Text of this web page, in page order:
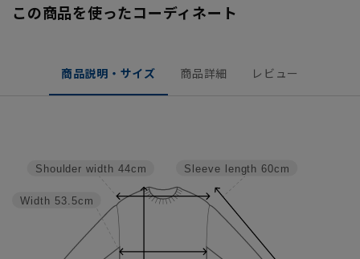
この商品を使ったコーディネート
商品説明・サイズ 商品詳細 レビュー
Sleeve length 60cm
Width 53.5cm
Shoulder width 44cm